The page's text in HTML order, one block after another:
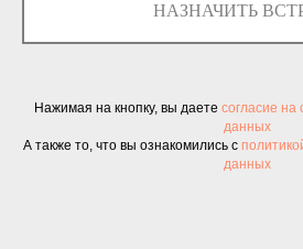
НАЗНАЧИТЬ
Нажимая на кнопку, вы даете согласие на
данных
А также то, что вы ознакомились с
данных